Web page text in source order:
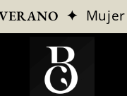
✦ Mujer